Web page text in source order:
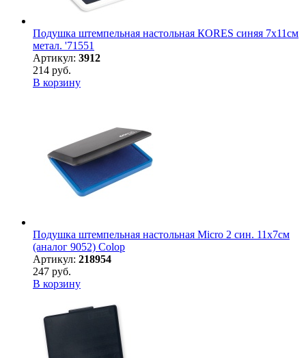
Подушка штемпельная настольная КORES синяя 7х11см
метал. '71551
Артикул: 3912
214 руб.
В корзину
Подушка штемпельная настольная Micro 2 син. 11х7см
(аналог 9052) Colop
Артикул: 218954
247 руб.
В корзину